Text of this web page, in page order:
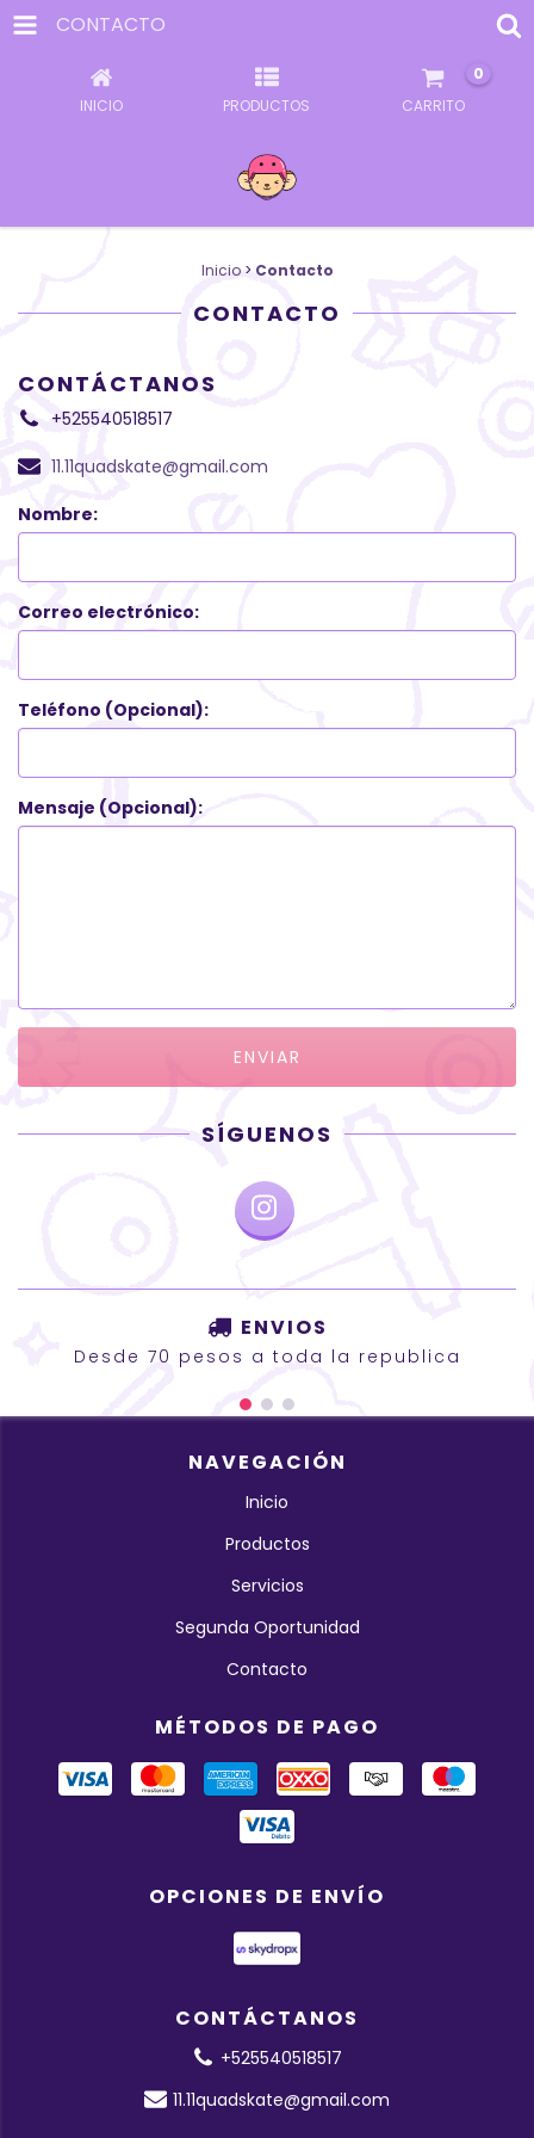
CONTACTO
INICIO PRODUCTOS CARRITO
0
Inicio > Contacto
CONTACTO
CONTÁCTANOS
+525540518517
11.11quadskate@gmail.com
Nombre:
Correo electrónico:
Teléfono (Opcional):
Mensaje (Opcional):
SÍGUENOS
ENVIOS
Desde 70 pesos a toda la republica
NAVEGACIÓN
Inicio
Productos
Servicios
Segunda Oportunidad
Contacto
MÉTODOS DE PAGO
OPCIONES DE ENVÍO
CONTÁCTANOS
+525540518517
11.11quadskate@gmail.com